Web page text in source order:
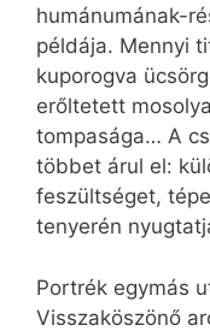
humánumának-
példája. Mennyi
kuporogva
erőltetett
tompasága… A
többet árul el:
feszültséget,
tenyerén
Portrék egymás
Visszaköszönő